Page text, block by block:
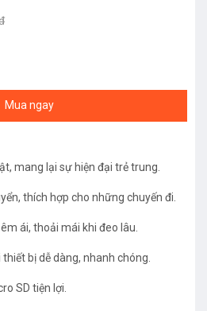
Mua ngay
mang lại sự hiện đại trẻ trung.
thích hợp cho những chuyến đi.
ái, thoải mái khi đeo lâu.
bị dễ dàng, nhanh chóng.
SD tiện lợi.